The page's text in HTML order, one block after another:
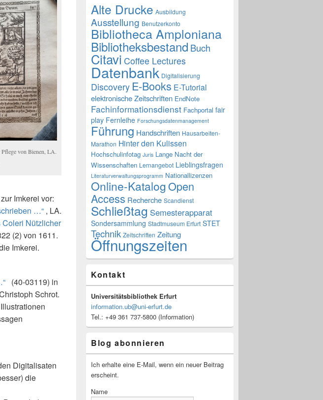
Pflege von Bienen, LA.
Imkerei vor:
…“ , LA.
Coleri Nützlicher
(2) von 1611.
Imkerei.
(40-03119) in
Schrot.
Digitalisaten
die
Alte Drucke Ausbildung
Ausstellung Benutzerkonto
Bibliotheca Amploniana
Bibliotheksbestand Buch
Citavi Coffee Lectures
Datenbank Digitalisierung
Discovery E-Books E-Tutorial
elektronische Zeitschriften EndNote
Fachinformationsdienst Fachportal fair
play Fernleihe Forschungsdatenmanagement
Führung Handschriften Hausarbeiten-
Marathon Hinter den Kulissen
Hochschulinfotag Juris Lange Nacht der
Wissenschaften Lernangebot Lieblingsfragen
Literaturverwaltungsprogramm Nationallizenzen
Online-KatalogOpen
Access Recherche Scandienst
Schließtag Semesterapparat
Sondersammlung Stadtmuseum Erfurt STET
Technik Zeitschriften Zeitung
Öffnungszeiten
Kontakt
Universitätsbibliothek Erfurt
information.ub@uni-erfurt.de
Tel.: +49 361 737-5800 (Information)
Blog abonnieren
Ich erhalte eine E-Mail, wenn ein neuer Beitrag
erscheint.
Name